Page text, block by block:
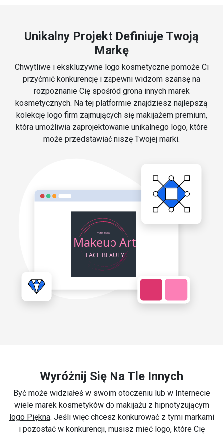
Unikalny Projekt Definiuje Twoją
Markę
Chwytliwe i ekskluzywne logo kosmetyczne pomoże Ci
przyćmić konkurencję i zapewni widzom szansę na
rozpoznanie Cię spośród grona innych marek
kosmetycznych. Na tej platformie znajdziesz najlepszą
kolekcję logo firm zajmujących się makijażem premium,
która umożliwia zaprojektowanie unikalnego logo, które
może przedstawiać niszę Twojej marki.
Wyróżnij Się Na Tle Innych
Być może widziałeś w swoim otoczeniu lub w Internecie
wiele marek kosmetyków do makijażu z hipnotyzującym
logo Piękna. Jeśli więc chcesz konkurować z tymi markami
i pozostać w konkurencji, musisz mieć logo, które Cię